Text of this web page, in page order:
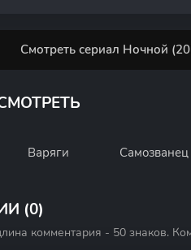
Смотреть сериал Ночной
Варяги Самозванец
(0)
комментария - 50 знаков.